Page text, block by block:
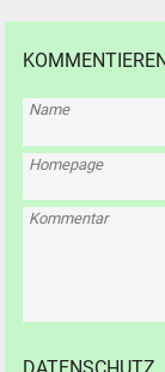
KOMMENTIEREN
Name
Homepage
Kommentar